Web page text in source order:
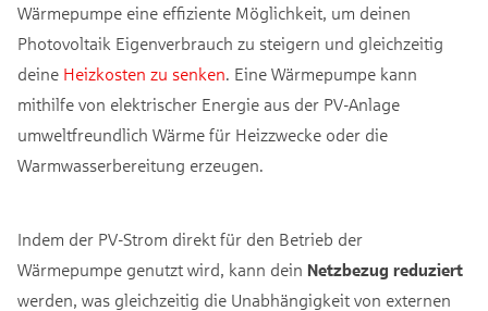
Wärmepumpe eine effiziente Möglichkeit, um deinen
Photovoltaik Eigenverbrauch zu steigern und gleichzeitig
deine Heizkosten zu senken . Eine Wärmepumpe kann
mithilfe von elektrischer Energie aus der PV-Anlage
umweltfreundlich Wärme für Heizzwecke oder die
Warmwasserbereitung erzeugen.
Indem der PV-Strom direkt für den Betrieb der
Wärmepumpe genutzt wird, kann dein Netzbezug reduziert
werden, was gleichzeitig die Unabhängigkeit von externen